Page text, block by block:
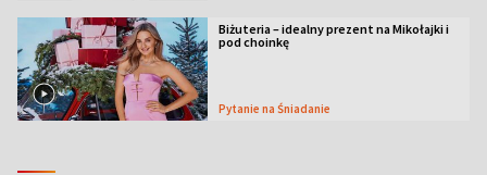
Biżuteria – idealny prezent na Mikołajki i
pod choinkę
Pytanie na Śniadanie